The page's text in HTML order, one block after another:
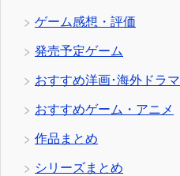
ゲーム感想・評価
発売予定ゲーム
おすすめ洋画･海外ドラマ
おすすめゲーム・アニメ
作品まとめ
シリーズまとめ